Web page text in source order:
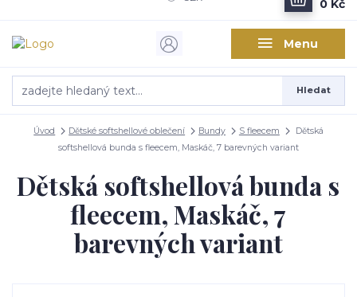
Menu
Hledat
0 Kč
Úvod Dětské softshellové oblečení Bundy S fleecem
Dětská
softshellová bunda s fleecem, Maskáč, 7 barevných variant
Dětská softshellová bunda s
fleecem, Maskáč, 7
barevných variant